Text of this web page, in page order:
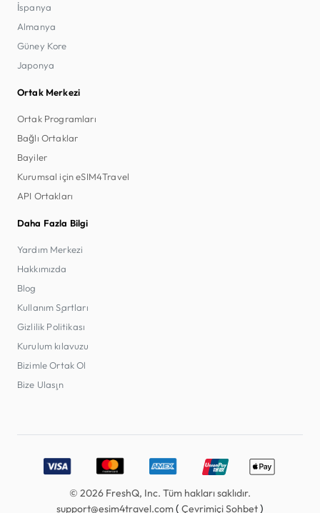
İspanya
Almanya
Güney Kore
Japonya
Ortak Merkezi
Ortak Programları
Bağlı Ortaklar
Bayiler
Kurumsal için eSIM4Travel
API Ortakları
Daha Fazla Bilgi
Yardım Merkezi
Hakkımızda
Blog
Kullanım Şartları
Gizlilik Politikası
Kurulum kılavuzu
Bizimle Ortak Ol
Bize Ulaşın
Accepted payment methods: Visa, MasterCard, American
© 2026 FreshQ, Inc. Tüm hakları saklıdır.
support@esim4travel.com( Çevrimiçi Sohbet)